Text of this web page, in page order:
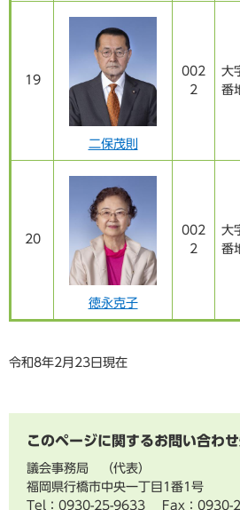
19
二保茂則
002
2
大
番
20
徳永克子
002
2
大
番
令和8年2月23日現在
このページに関するお問い合わ
議会事務局
代表
福岡県行橋市中央一丁目1番1号
Tel：0930-25-9633
Fax：0930-